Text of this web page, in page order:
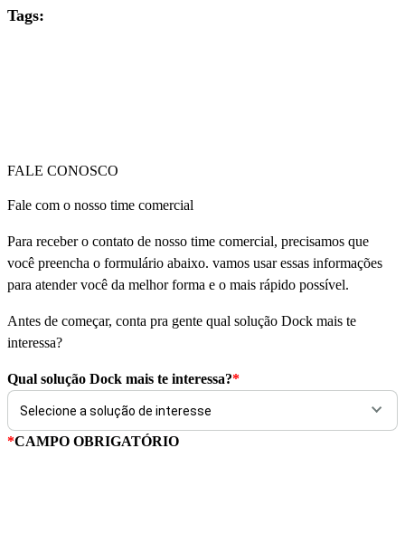
Tags:
FALE CONOSCO
Fale com o nosso time comercial
Para receber o contato de nosso time comercial, precisamos que
você preencha o formulário abaixo. vamos usar essas informações
para atender você da melhor forma e o mais rápido possível.
Antes de começar, conta pra gente qual solução Dock mais te
interessa?
Qual solução Dock mais te interessa?*
*CAMPO OBRIGATÓRIO